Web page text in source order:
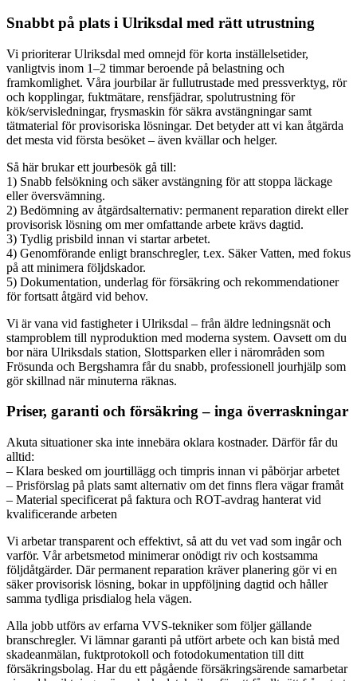
Snabbt på plats i Ulriksdal med rätt utrustning
Vi prioriterar Ulriksdal med omnejd för korta inställelsetider,
vanligtvis inom 1–2 timmar beroende på belastning och
framkomlighet. Våra jourbilar är fullutrustade med pressverktyg, rör
och kopplingar, fuktmätare, rensfjädrar, spolutrustning för
kök/servisledningar, frysmaskin för säkra avstängningar samt
tätmaterial för provisoriska lösningar. Det betyder att vi kan åtgärda
det mesta vid första besöket – även kvällar och helger.
Så här brukar ett jourbesök gå till:
1) Snabb felsökning och säker avstängning för att stoppa läckage
eller översvämning.
2) Bedömning av åtgärdsalternativ: permanent reparation direkt eller
provisorisk lösning om mer omfattande arbete krävs dagtid.
3) Tydlig prisbild innan vi startar arbetet.
4) Genomförande enligt branschregler, t.ex. Säker Vatten, med fokus
på att minimera följdskador.
5) Dokumentation, underlag för försäkring och rekommendationer
för fortsatt åtgärd vid behov.
Vi är vana vid fastigheter i Ulriksdal – från äldre ledningsnät och
stamproblem till nyproduktion med moderna system. Oavsett om du
bor nära Ulriksdals station, Slottsparken eller i närområden som
Frösunda och Bergshamra får du snabb, professionell jourhjälp som
gör skillnad när minuterna räknas.
Priser, garanti och försäkring – inga överraskningar
Akuta situationer ska inte innebära oklara kostnader. Därför får du
alltid:
– Klara besked om jourtillägg och timpris innan vi påbörjar arbetet
– Prisförslag på plats samt alternativ om det finns flera vägar framåt
– Material specificerat på faktura och ROT-avdrag hanterat vid
kvalificerande arbeten
Vi arbetar transparent och effektivt, så att du vet vad som ingår och
varför. Vår arbetsmetod minimerar onödigt riv och kostsamma
följdåtgärder. Där permanent reparation kräver planering gör vi en
säker provisorisk lösning, bokar in uppföljning dagtid och håller
samma tydliga prisdialog hela vägen.
Alla jobb utförs av erfarna VVS-tekniker som följer gällande
branschregler. Vi lämnar garanti på utfört arbete och kan bistå med
skadeanmälan, fuktprotokoll och fotodokumentation till ditt
försäkringsbolag. Har du ett pågående försäkringsärende samarbetar